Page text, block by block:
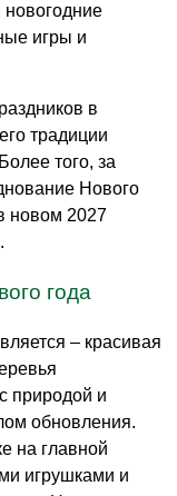
новогодние
игры и
в
традиции
того, за
Нового
новом 2027
года
– красивая
природой и
обновления.
на главной
игрушками и